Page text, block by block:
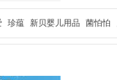
珍蕴 新贝婴儿用品 菌怕怕